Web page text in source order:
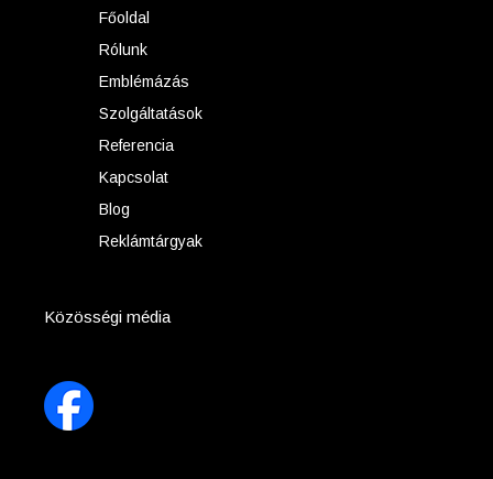
Főoldal
Rólunk
Emblémázás
Szolgáltatások
Referencia
Kapcsolat
Blog
Reklámtárgyak
Közösségi média